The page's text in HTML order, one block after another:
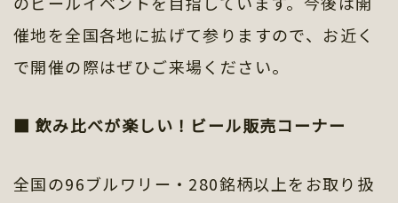
催地を全国各地に拡げて参りますので、お近く
で開催の際はぜひご来場ください。
■ 飲み比べが楽しい！ビール販売コーナー
全国の96ブルワリー・280銘柄以上をお取り扱